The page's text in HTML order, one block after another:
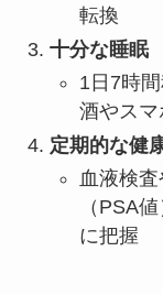
転換
十分な睡眠
1日7時
酒やス
定期的な健
血液検
（PSA
に把握